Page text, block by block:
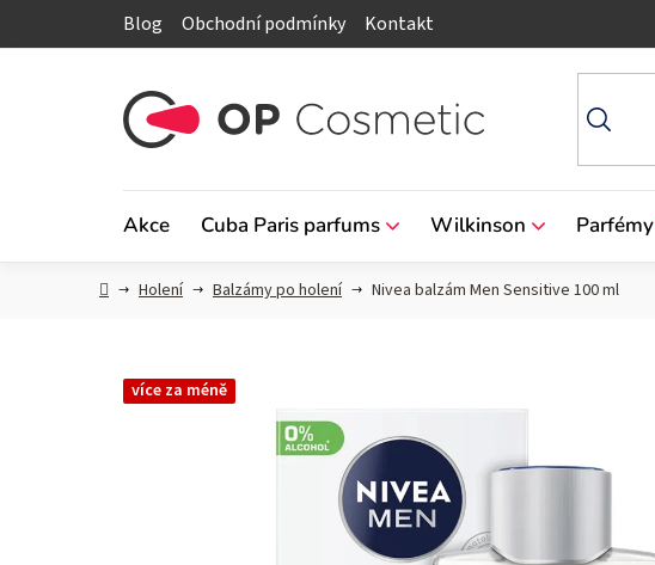
Blog Obchodní podmínky Kontakt
Akce Cuba Paris parfums Wilkinson Parfémy
DomůHolení Balzámy po holení Nivea balzám Men Sensitive 100 ml
více za méně